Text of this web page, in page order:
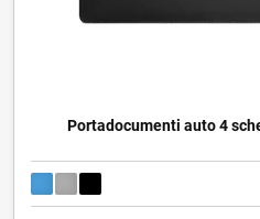
Portadocumenti auto 4